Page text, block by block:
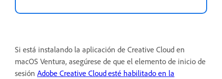
Si está instalando la aplicación de Creative Cloud en
macOS Ventura, asegúrese de que el elemento de inicio de
sesión Adobe Creative Cloudesté habilitado en la